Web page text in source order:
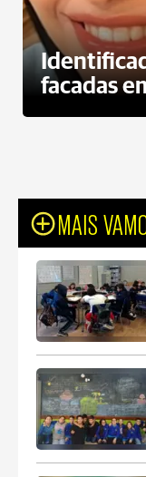
facadas
MAIS